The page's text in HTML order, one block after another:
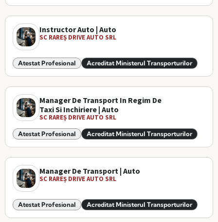
Instructor Auto | Auto
SC RAREȘ DRIVE AUTO SRL
Atestat Profesional Acreditat Ministerul Transporturilor
Manager De Transport In Regim De
Taxi Si Inchiriere | Auto
SC RAREȘ DRIVE AUTO SRL
Atestat Profesional Acreditat Ministerul Transporturilor
Manager De Transport | Auto
SC RAREȘ DRIVE AUTO SRL
Atestat Profesional Acreditat Ministerul Transporturilor